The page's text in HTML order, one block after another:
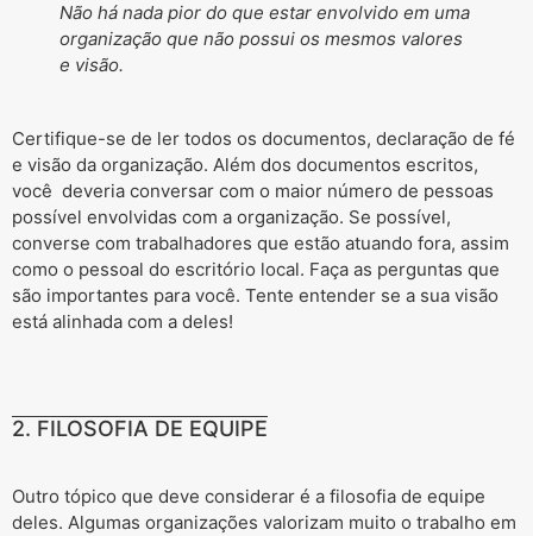
Não há nada pior do que estar envolvido em uma
organização que não possui os mesmos valores
e visão.
Certifique-se de ler todos os documentos, declaração de fé
e visão da organização. Além dos documentos escritos,
você deveria conversar com o maior número de pessoas
possível envolvidas com a organização. Se possível,
converse com trabalhadores que estão atuando fora, assim
como o pessoal do escritório local. Faça as perguntas que
são importantes para você. Tente entender se a sua visão
está alinhada com a deles!
2. FILOSOFIA DE EQUIPE
Outro tópico que deve considerar é a filosofia de equipe
deles. Algumas organizações valorizam muito o trabalho em